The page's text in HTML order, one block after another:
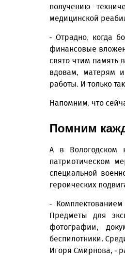
получению
медицинской
- Отрадно, когда
финансовые
свято чтим память
вдовам, матерям
работы. И только
Напомним, что
Помним
А в Вологодском
патриотическом
специальной
героических
-
Предметы для
фотографии,
беспилотники.
Игоря Смирнова, -